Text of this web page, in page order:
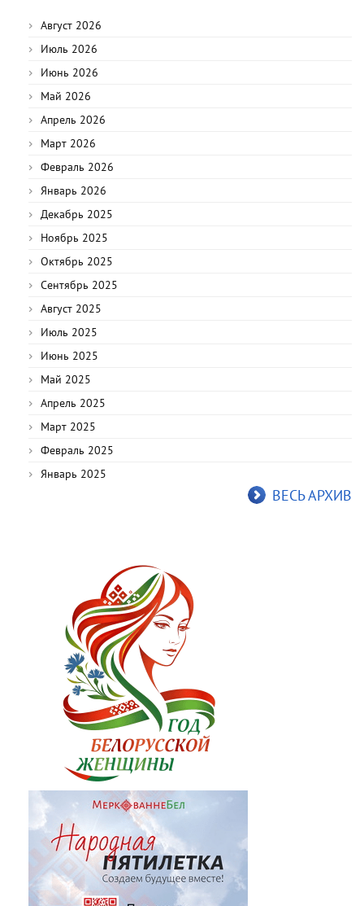
Август 2026
Июль 2026
Июнь 2026
Май 2026
Апрель 2026
Март 2026
Февраль 2026
Январь 2026
Декабрь 2025
Ноябрь 2025
Октябрь 2025
Сентябрь 2025
Август 2025
Июль 2025
Июнь 2025
Май 2025
Апрель 2025
Март 2025
Февраль 2025
Январь 2025
ВЕСЬ АРХИВ